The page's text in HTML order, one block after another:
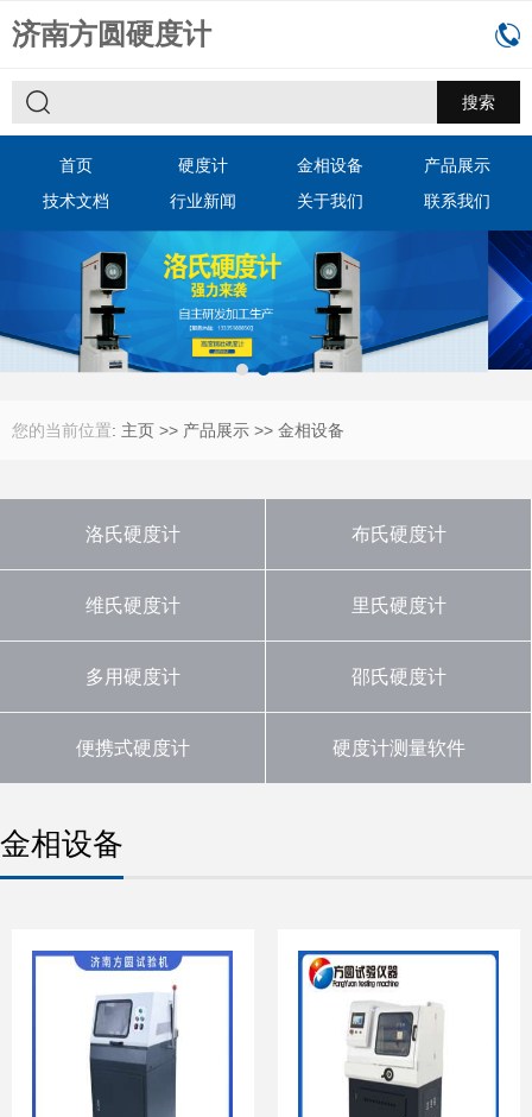
济南方圆硬度计
首页 硬度计 金相设备
产品展示
技术文档
行业新闻 关于我们 联系我们
您的当前位置: 主页 >> 产品展示 >> 金相设备
洛氏硬度计 布氏硬度计
维氏硬度计 里氏硬度计
多用硬度计 邵氏硬度计
便携式硬度计 硬度计测量软件
金相设备